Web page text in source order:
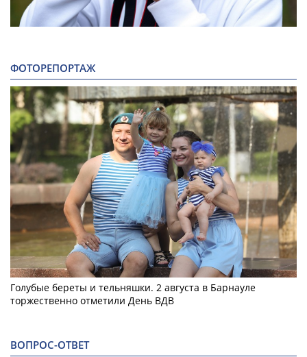
ФОТОРЕПОРТАЖ
Голубые береты и тельняшки. 2 августа в Барнауле
торжественно отметили День ВДВ
ВОПРОС-ОТВЕТ